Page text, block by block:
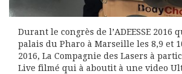
Durant le congrès de l’ADEESSE 2016
palais du Pharo à Marseille les 8,9 et
2016, La Compagnie des Lasers à
Live filmé qui à aboutit à une video